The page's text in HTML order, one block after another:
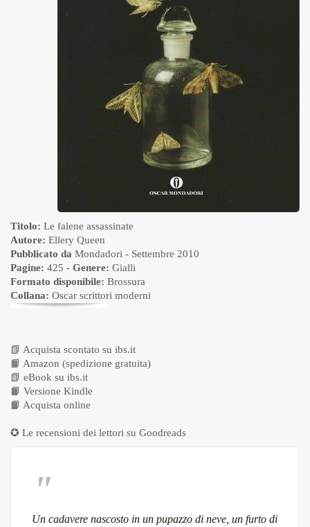
Titolo: Le falene assassinate
Autore: Ellery Queen
Pubblicato da Mondadori - Settembre 2010
Pagine: 425 - Genere: Gialli
Formato disponibile: Brossura
Collana: Oscar scrittori moderni
📗 Acquista scontato su ibs.it
📙 Amazon (spedizione gratuita)
📗 eBook su ibs.it
📙 Versione Kindle
📙 Acquista online
✪ Le recensioni dei lettori su Goodreads
Un cadavere nascosto in un pupazzo di neve, un furto di